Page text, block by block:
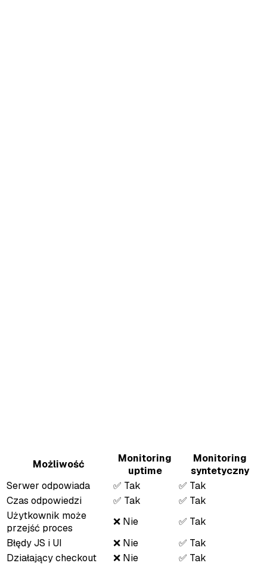
Możliwość
Monitoring
uptime
Monitoring
syntetyczny
Serwer odpowiada
✅ Tak
✅ Tak
Czas odpowiedzi
✅ Tak
✅ Tak
Użytkownik może
przejść proces
❌ Nie
✅ Tak
Błędy JS i UI
❌ Nie
✅ Tak
Działający checkout
❌ Nie
✅ Tak